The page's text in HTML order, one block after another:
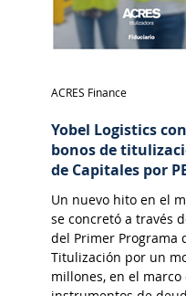
Yobel Logistics
bonos de
de Capitales por
Un nuevo hito en el
se concretó a través
del Primer Programa
Titulización por un
millones, en el
instrumentos de
ACRES Finance